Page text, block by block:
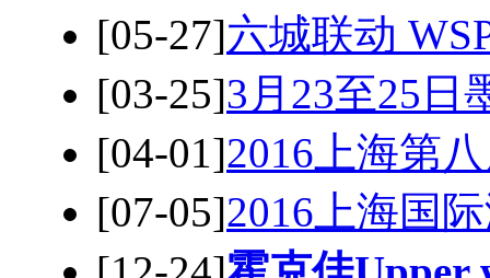
[05-27]六城联动
[03-25]3月23至25日
[04-01]2016上海第
[07-05]2016上海国